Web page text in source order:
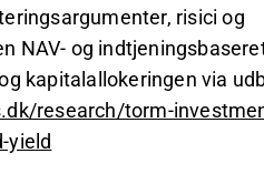
risici og
og
kapitalallokeringen via
research/torm-
yield